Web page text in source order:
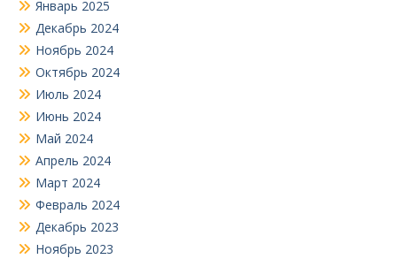
Январь 2025
Декабрь 2024
Ноябрь 2024
Октябрь 2024
Июль 2024
Июнь 2024
Май 2024
Апрель 2024
Март 2024
Февраль 2024
Декабрь 2023
Ноябрь 2023